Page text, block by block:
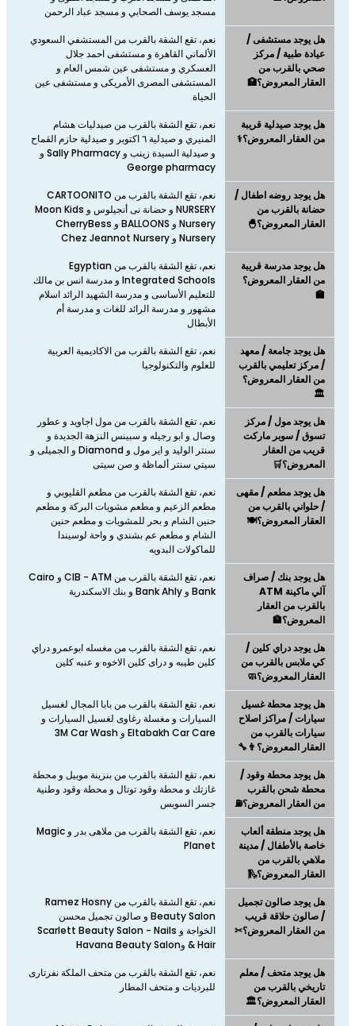
مسجد يوسف الصحابي و مسجد عباد الرحمن
هل يوجد مستشفى /
عيادة طبية / مركز
صحي بالقرب من
العقار المعروض؟🏥
نعم، تقع الشقة بالقرب من المستشفي السعودي
الألماني القاهرة و مستشفى احمد جلال
العسكري و مستشفى عين شمس العام و
المستشفى المصرى الأمريكى و مستشفى عين
الحياة
هل يوجد صيدلية قريبة
من العقار المعروض؟⚕️
نعم، تقع الشقة بالقرب من صيدليات هشام
المنيري و صيدلية ٦ اكتوبر و صيدلية حازم القماح
و صيدلية السيدة زينب و Sally Pharmacy و
George pharmacy
هل يوجد روضه اطفال /
حضانة بالقرب من
العقار المعروض؟🐣
نعم، تقع الشقة بالقرب من CARTOONITO
NURSERY و حضانة نى أنجيلوس و Moon Kids
Nursery و BALLOONS و CherryBess
Nursery و Chez Jeannot Nursery
هل يوجد مدرسة قريبة
من العقار المعروض؟
🏫
نعم، تقع الشقة بالقرب من Egyptian
Integrated Schools و مدرسة انس بن مالك
للتعليم الأساسى و مدرسة الشهيد الرائد اسلام
مشهور و مدرسة الرائد للغات و مدرسة أم
الأبطال
هل يوجد جامعة / معهد
/ مركز تعليمي بالقرب
من العقار المعروض؟
🏛️
نعم، تقع الشقة بالقرب من الاكاديمية العربية
للعلوم والتكنولوجيا
هل يوجد مول / مركز
تسوق / سوبر ماركت
قريب من العقار
المعروض؟🛒
نعم، تقع الشقة بالقرب من مول اجاويد و عطور
وصال و ابو رجيله و سبينس النزهة الجديدة و
سنتر الوليد و اير مول و Diamond و الجميلى و
سيتي سنتر ألماظة و صن سيتى
هل يوجد مطعم / مقهى
/ حلواني بالقرب من
العقار المعروض؟🍽️
نعم، تقع الشقة بالقرب من مطعم القليوبي و
مطعم الزعيم و مطعم مشويات البركة و مطعم
حنين الشام و بحر للمشويات و مطعم حنين
الشام و مطعم عم بشندي و واحة لوسيندا
للماكولات البدويه
هل يوجد بنك / صراف
آلي ماكينة ATM
بالقرب من العقار
المعروض؟🏦
نعم، تقع الشقة بالقرب من CIB - ATM و Cairo
Bank و Bank Ahly و بنك الاسكندرية
هل يوجد دراي كلين /
كي ملابس بالقرب من
العقار المعروض؟🧼
نعم، تقع الشقة بالقرب من مغسله ابوعمرو دراي
كلين طيبه و دراى كلين الاخوه و عنبه كلين
هل يوجد محطة غسيل
سيارات / مراكز اصلاح
سيارات بالقرب من
العقار المعروض؟👨‍🔧
نعم، تقع الشقة بالقرب من بابا المجال لغسيل
السيارات و مغسلة رغاوى لغسيل السيارات و
Eltabakh Car Care و 3M Car Wash
هل يوجد محطة وقود /
محطة شحن بالقرب
من العقار المعروض؟⛽
نعم، تقع الشقة بالقرب من بنزينة موبيل و محطة
غازتك و محطة وقود توتال و محطة وقود وطنية
جسر السويس
هل يوجد منطقة ألعاب
خاصة بالأطفال / مدينة
ملاهي بالقرب من
العقار المعروض؟🛝
نعم، تقع الشقة بالقرب من ملاهى بدر و Magic
Planet
هل يوجد صالون تجميل
/ صالون حلاقة قريب
من العقار المعروض؟✂
نعم، تقع الشقة بالقرب من Ramez Hosny
Beauty Salon و صالون تجميل محسن
الخواجة و Scarlett Beauty Salon - Nails
& Hair وHavana Beauty Salon
هل يوجد متحف / معلم
تاريخي بالقرب من
العقار المعروض؟🏛️
نعم، تقع الشقة بالقرب من متحف الملكة نفرتارى
للبرديات و متحف المطار